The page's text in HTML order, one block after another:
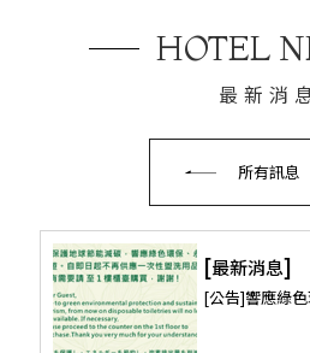
HOTEL
最新消
所有訊息
最新消息
[公告]響應綠